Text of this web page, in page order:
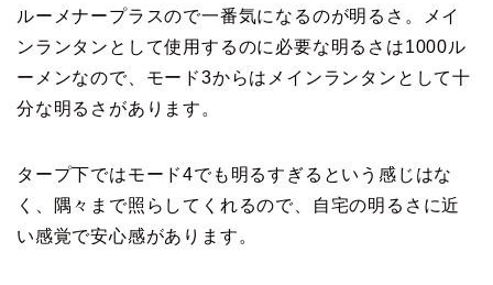
ルーメナープラスので一番気になるのが明るさ。メイ
ンランタンとして使用するのに必要な明るさは1000ル
ーメンなので、モード3からはメインランタンとして十
分な明るさがあります。
タープ下ではモード4でも明るすぎるという感じはな
く、隅々まで照らしてくれるので、自宅の明るさに近
い感覚で安心感があります。